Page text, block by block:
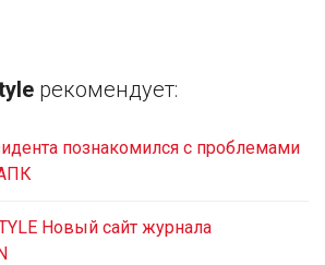
рекомендует:
познакомился с проблемами
Новый сайт журнала